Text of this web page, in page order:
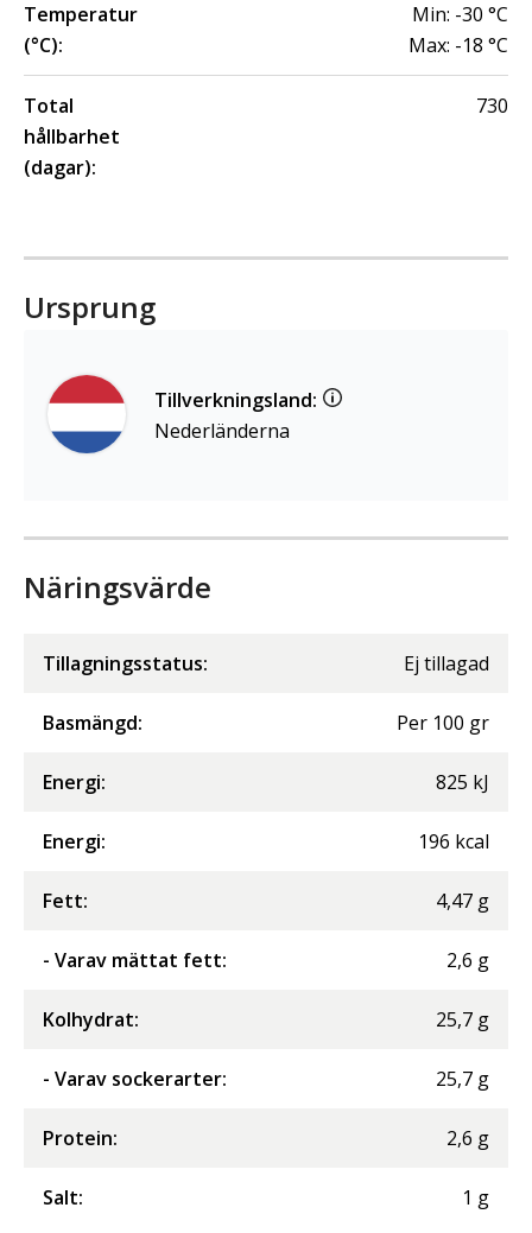
Temperatur
(°C):
Min: -30 °C
Max: -18 °C
Total
hållbarhet
(dagar):
730
Ursprung
Tillverkningsland:
Nederländerna
Näringsvärde
Tillagningsstatus: Ej tillagad
Basmängd: Per 100 gr
Energi: 825 kJ
Energi: 196 kcal
Fett: 4,47 g
- Varav mättat fett: 2,6 g
Kolhydrat: 25,7 g
- Varav sockerarter: 25,7 g
Protein: 2,6 g
Salt: 1 g